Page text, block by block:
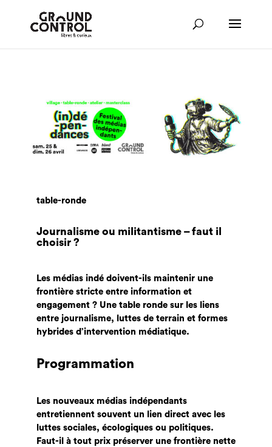
table-ronde
Journalisme ou militantisme – faut il
choisir ?
Les médias indé doivent-ils maintenir une
frontière stricte entre information et
engagement ? Une table ronde sur les liens
entre journalisme, luttes de terrain et formes
hybrides d’intervention médiatique.
Programmation
Les nouveaux médias indépendants
entretiennent souvent un lien direct avec les
luttes sociales, écologiques ou politiques.
Faut-il à tout prix préserver une frontière nette